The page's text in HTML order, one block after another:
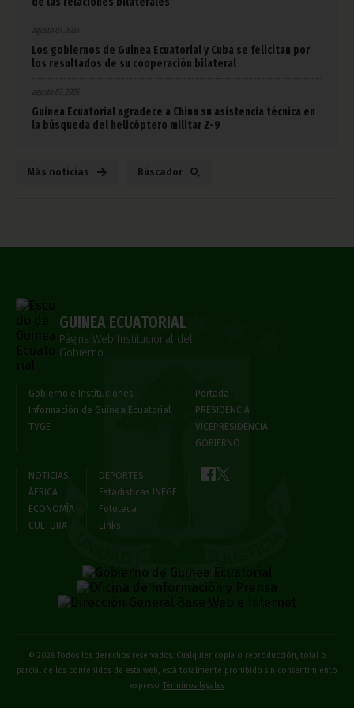
agosto 07, 2026
Los gobiernos de Guinea Ecuatorial y Cuba se felicitan por
los resultados de su cooperación bilateral
agosto 07, 2026
Guinea Ecuatorial agradece a China su asistencia técnica en
la búsqueda del helicóptero militar Z-9
Más noticias Búscador
GUINEA ECUATORIAL
Página Web Institucional del
Gobierno
Gobierno e Instituciones
Información de Guinea Ecuatorial
TVGE
Portada
PRESIDENCIA
VICEPRESIDENCIA
GOBIERNO
NOTICIAS
ÁFRICA
ECONOMÍA
CULTURA
DEPORTES
Estadísticas INEGE
Fototeca
Links
© 2026 Todos los derechos reservados. Cualquier copia o reproducción, total o
parcial de los contenidos de esta web, está totalmente prohibido sin consentimiento
expreso Términos legales